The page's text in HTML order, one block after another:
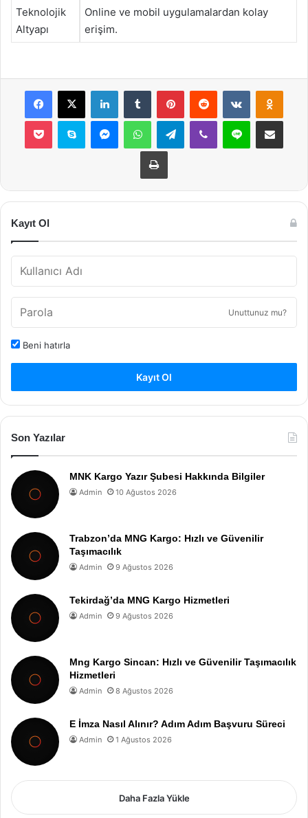
Teknolojik
Altyapı
Online ve mobil uygulamalardan kolay
erişim.
Facebook
X LinkedInTumblr PinterestReddit VKontakte
Pocket Skype MessengerWhatsAppTelegramViber Line E-Posta ile
Yazdır
Kayıt Ol
Unuttunuz mu?
Beni hatırla
Kayıt Ol
Son Yazılar
MNK Kargo Yazır Şubesi Hakkında Bilgiler
Admin 10 Ağustos 2026
Trabzon’da MNG Kargo: Hızlı ve Güvenilir
Taşımacılık
Admin 9 Ağustos 2026
Tekirdağ’da MNG Kargo Hizmetleri
Admin 9 Ağustos 2026
Mng Kargo Sincan: Hızlı ve Güvenilir Taşımacılık
Hizmetleri
Admin 8 Ağustos 2026
E İmza Nasıl Alınır? Adım Adım Başvuru Süreci
Admin 1 Ağustos 2026
Daha Fazla Yükle